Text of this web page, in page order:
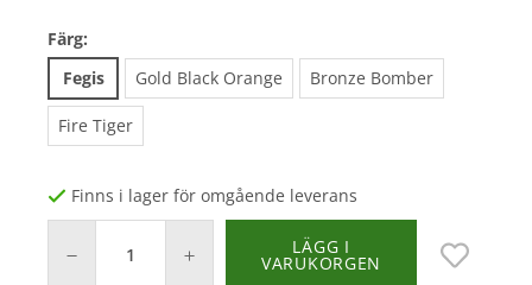
Färg:
Fegis
Gold Black Orange Bronze Bomber
Fire Tiger
Finns i lager för omgående leverans
LÄGG I
VARUKORGEN